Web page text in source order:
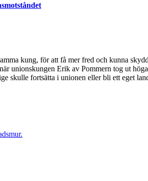
kung, för att få mer fred och kunna
unionskungen Erik av Pommern tog ut
skulle fortsätta i unionen eller bli ett eget